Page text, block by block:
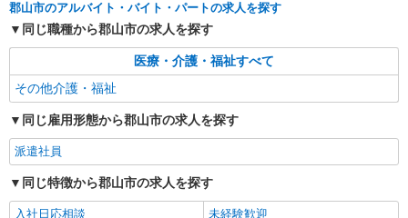
郡山市のアルバイト・バイト・パートの求人を探す
同じ職種から郡山市の求人を探す
医療・介護・福祉すべて
その他介護・福祉
同じ雇用形態から郡山市の求人を探す
派遣社員
同じ特徴から郡山市の求人を探す
入社日応相談
未経験歓迎